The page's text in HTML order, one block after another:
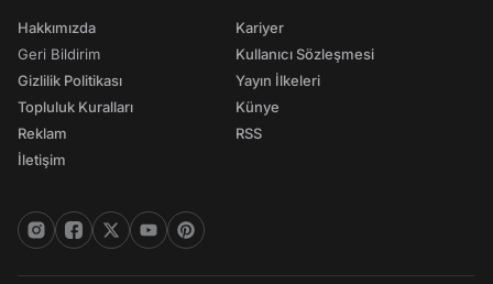
Hakkımızda
Geri Bildirim
Gizlilik Politikası
Topluluk Kuralları
Reklam
İletişim
Kariyer
Kullanıcı Sözleşmesi
Yayın İlkeleri
Künye
RSS